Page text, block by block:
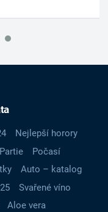
Nejlepší horory
Partie
Počasí
Auto – katalog
Svařené víno
Aloe vera